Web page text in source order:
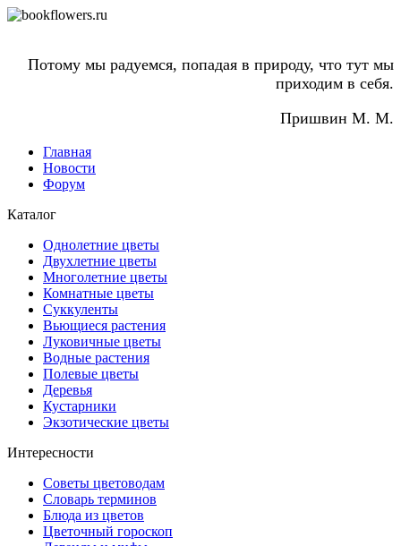
Потому мы радуемся, попадая в природу, что тут мы
приходим в себя.
Пришвин М. М.
Главная
Новости
Форум
Каталог
Однолетние цветы
Двухлетние цветы
Многолетние цветы
Комнатные цветы
Суккуленты
Вьющиеся растения
Луковичные цветы
Водные растения
Полевые цветы
Деревья
Кустарники
Экзотические цветы
Интересности
Советы цветоводам
Словарь терминов
Блюда из цветов
Цветочный гороскоп